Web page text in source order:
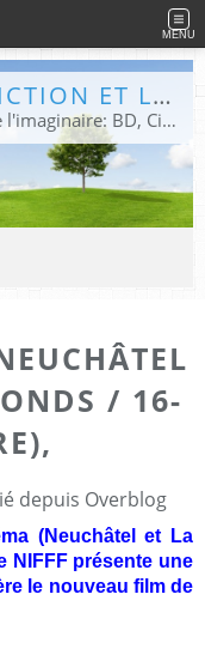
MENU
SITE SUR LA SCIENCE-FICTION ET LE FANTASTIQUE
Site sur toute la culture des genres de l'imaginaire: BD, Cinéma, Livre, Jeux, Théâtre. Présent dans les principaux festivals de film fantastique e de science-fiction, salons et conventions.
/ 16-
depuis Overblog
(Neuchâtel et La
NIFFF présente une
le nouveau film de